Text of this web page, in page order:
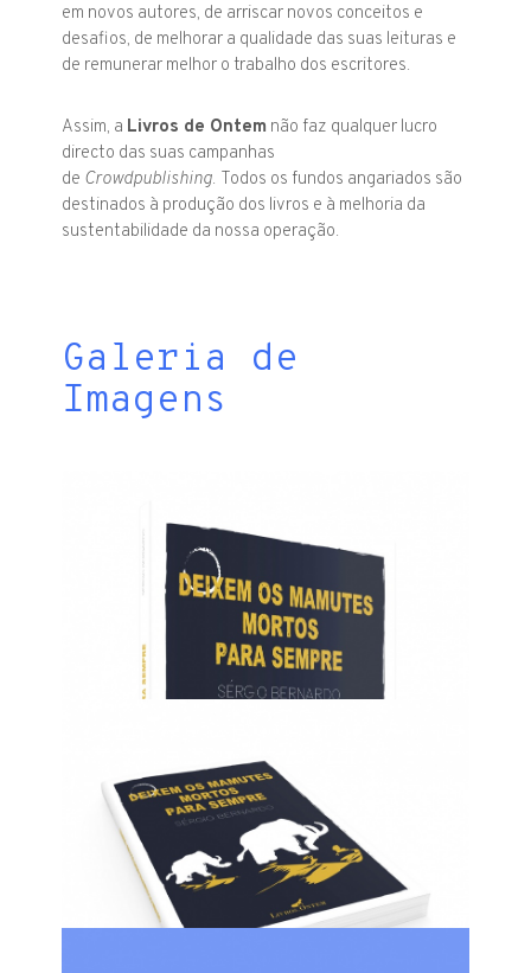
em novos autores, de arriscar novos conceitos e
desafios, de melhorar a qualidade das suas leituras e
de remunerar melhor o trabalho dos escritores.
Assim, a Livros de Ontem não faz qualquer lucro
directo das suas campanhas
de Crowdpublishing. Todos os fundos angariados são
destinados à produção dos livros e à melhoria da
sustentabilidade da nossa operação.
Galeria de
Imagens